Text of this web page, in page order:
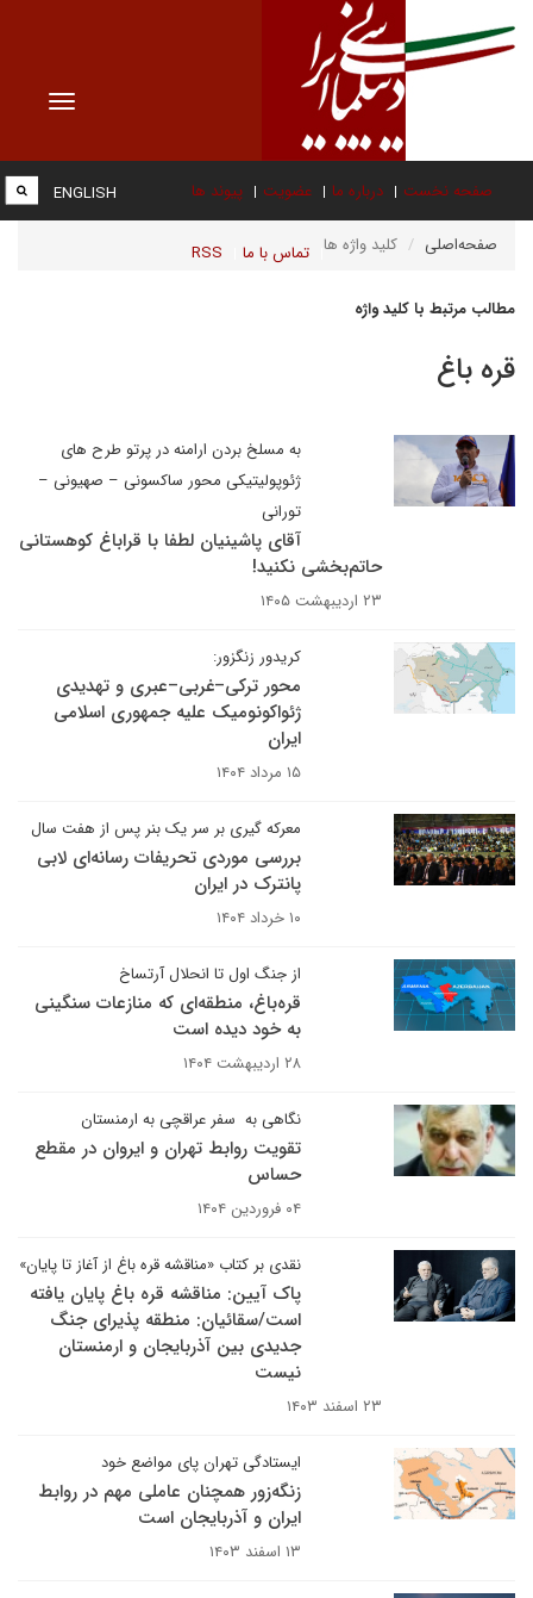
Toggle
صفحه نخست درباره ما عضویت پیوند ها
تماس با ما RSS
ENGLISH
صفحه‌اصلی کلید واژه ها
مطالب مرتبط با کلید واژه
قره باغ
به مسلخ بردن ارامنه در پرتو طرح های
ژئوپولیتیکی محور ساکسونی – صهیونی –
تورانی
آقای پاشینیان لطفا با قراباغ کوهستانی
حاتم‌بخشی نکنید!
۲۳ اردیبهشت ۱۴۰۵
کریدور زنگزور:
محور ترکی–غربی–عبری و تهدیدی
ژئواکونومیک علیه جمهوری اسلامی
ایران
۱۵ مرداد ۱۴۰۴
معرکه گیری بر سر یک بنر پس از هفت سال
بررسی موردی تحریفات رسانه‌ای لابی
پانترک در ایران
۱۰ خرداد ۱۴۰۴
از جنگ اول تا انحلال آرتساخ
قره‌باغ، منطقه‌ای که منازعات سنگینی
به خود دیده است
۲۸ اردیبهشت ۱۴۰۴
نگاهی به سفر عراقچی به ارمنستان
تقویت روابط تهران و ایروان در مقطع
حساس
۰۴ فروردین ۱۴۰۴
نقدی بر کتاب «مناقشه قره باغ از آغاز تا پایان»
پاک آیین: مناقشه قره باغ پایان یافته
است/سقائیان: منطقه پذیرای جنگ
جدیدی بین آذربایجان و ارمنستان
نیست
۲۳ اسفند ۱۴۰۳
ایستادگی تهران پای مواضع خود
زنگه‌زور همچنان عاملی مهم در روابط
ایران و آذربایجان است
۱۳ اسفند ۱۴۰۳